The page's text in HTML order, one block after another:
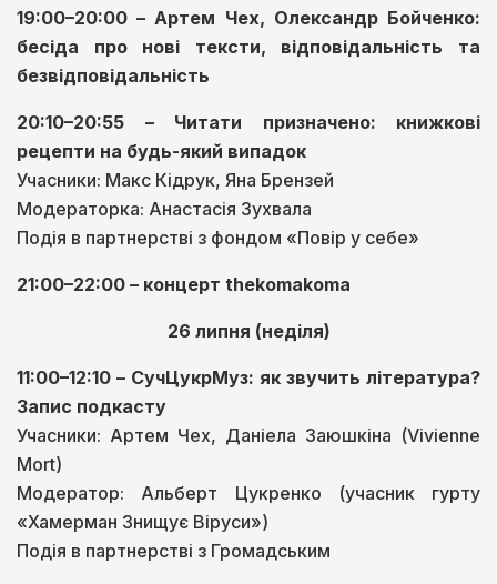
19:00–20:00 – Артем Чех, Олександр Бойченко:
бесіда про нові тексти, відповідальність та
безвідповідальність
20:10–20:55 – Читати призначено: книжкові
рецепти на будь-який випадок
Учасники: Макс Кідрук, Яна Брензей
Модераторка: Анастасія Зухвала
Подія в партнерстві з фондом «Повір у себе»
21:00–22:00 – концерт thekomakoma
26 липня (неділя)
11:00–12:10 – СучЦукрМуз: як звучить література?
Запис подкасту
Учасники: Артем Чех, Даніела Заюшкіна (Vivienne
Mort)
Модератор: Альберт Цукренко (учасник гурту
«Хамерман Знищує Віруси»)
Подія в партнерстві з Громадським